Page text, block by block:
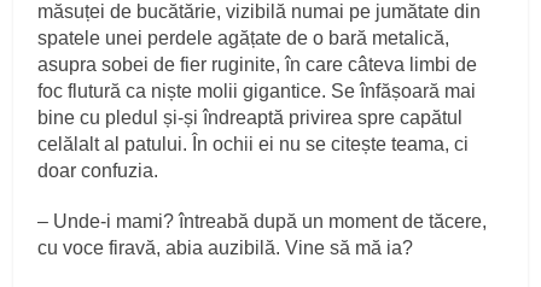
măsuței de bucătărie, vizibilă numai pe jumătate din
spatele unei perdele agățate de o bară metalică,
asupra sobei de fier ruginite, în care câteva limbi de
foc flutură ca niște molii gigantice. Se înfășoară mai
bine cu pledul și‑și îndreaptă privirea spre capătul
celălalt al patului. În ochii ei nu se citește teama, ci
doar confuzia.
– Unde‑i mami? întreabă după un moment de tăcere,
cu voce firavă, abia auzibilă. Vine să mă ia?